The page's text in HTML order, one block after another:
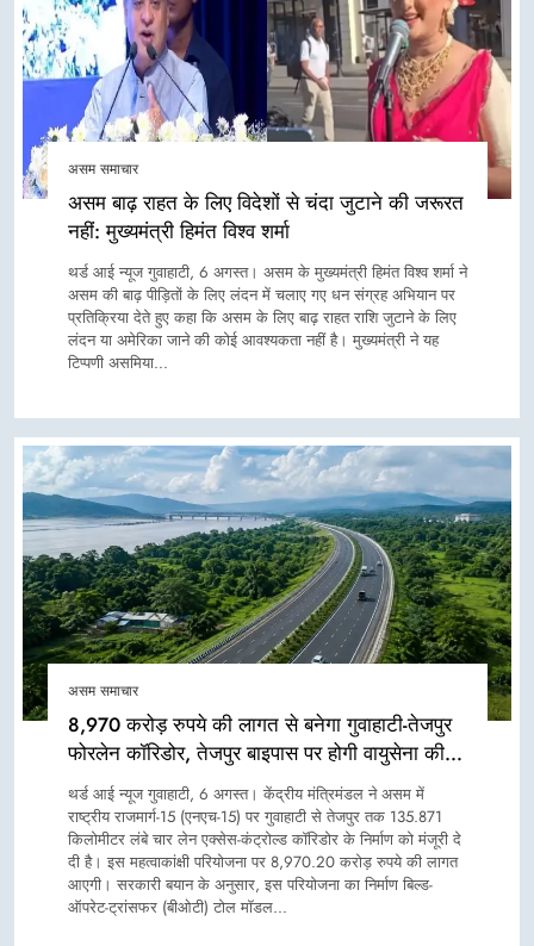
असम समाचार
असम बाढ़ राहत के लिए विदेशों से चंदा जुटाने की जरूरत
नहीं: मुख्यमंत्री हिमंत विश्व शर्मा
थर्ड आई न्यूज गुवाहाटी, 6 अगस्त। असम के मुख्यमंत्री हिमंत विश्व शर्मा ने
असम की बाढ़ पीड़ितों के लिए लंदन में चलाए गए धन संग्रह अभियान पर
प्रतिक्रिया देते हुए कहा कि असम के लिए बाढ़ राहत राशि जुटाने के लिए
लंदन या अमेरिका जाने की कोई आवश्यकता नहीं है। मुख्यमंत्री ने यह
टिप्पणी असमिया…
असम समाचार
8,970 करोड़ रुपये की लागत से बनेगा गुवाहाटी-तेजपुर
फोरलेन कॉरिडोर, तेजपुर बाइपास पर होगी वायुसेना की
इमरजेंसी लैंडिंग स्ट्रिप
थर्ड आई न्यूज गुवाहाटी, 6 अगस्त। केंद्रीय मंत्रिमंडल ने असम में
राष्ट्रीय राजमार्ग-15 (एनएच-15) पर गुवाहाटी से तेजपुर तक 135.871
किलोमीटर लंबे चार लेन एक्सेस-कंट्रोल्ड कॉरिडोर के निर्माण को मंजूरी दे
दी है। इस महत्वाकांक्षी परियोजना पर 8,970.20 करोड़ रुपये की लागत
आएगी। सरकारी बयान के अनुसार, इस परियोजना का निर्माण बिल्ड-
ऑपरेट-ट्रांसफर (बीओटी) टोल मॉडल…